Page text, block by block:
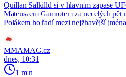
Quillan Salkilld si v hlavním zápase
Mateuszem Gamrotem za necelých
Polákem ho řadí mezi nejžhavější
MMAMAG.cz
dnes, 10:31
1 min